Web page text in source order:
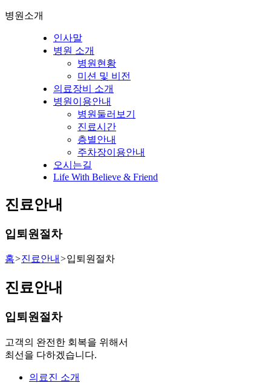
병원소개
인사말
병원 소개
병원현황
미션 및 비전
의료장비 소개
병원이용안내
병원둘러보기
진료시간
층별안내
주차장이용안내
오시는길
Life With Believe & Friend
진료안내
입퇴원절차
홈>진료안내 >입퇴원절차
진료안내
입퇴원절차
고객의 완전한 회복을 위해서
최선을 다하겠습니다.
의료진 소개